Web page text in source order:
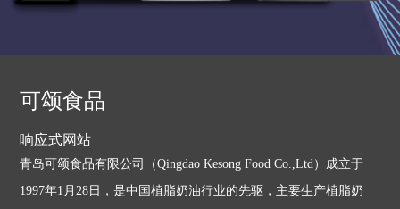
可颂食品
响应式网站
青岛可颂食品有限公司（Qingdao Kesong Food Co.,Ltd）成立于
1997年1月28日，是中国植脂奶油行业的先驱，主要生产植脂奶